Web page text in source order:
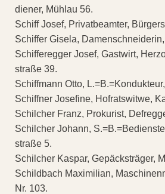
diener, Mühlau 56.
Schiff Josef, Privatbeamter,
Schiffer Gisela,
Schifferegger Josef, Gastwirt,
straße 39.
Schiffmann Otto,
Schiffner Josefine, Hofratswitwe,
Schilcher Franz, Prokurist,
Schilcher Johann,
straße 5.
Schilcher Kaspar, Gepäcksträger,
Schildbach Maximilian,
Nr. 103.